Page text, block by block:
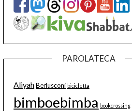
PAROLATECA
AliyahBerlusconi bicicletta
bimboebimba bookcrossing